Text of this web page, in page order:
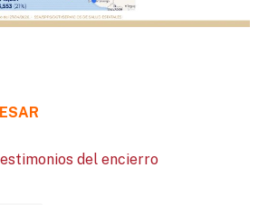
del encierro